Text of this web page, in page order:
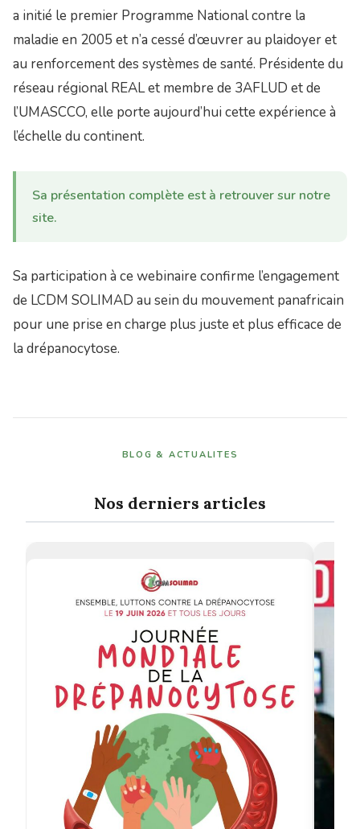
a initié le premier Programme National contre la
maladie en 2005 et n’a cessé d’œuvrer au plaidoyer et
au renforcement des systèmes de santé. Présidente du
réseau régional REAL et membre de 3AFLUD et de
l’UMASCCO, elle porte aujourd’hui cette expérience à
l’échelle du continent.
Sa présentation complète est à retrouver sur notre
site.
Sa participation à ce webinaire confirme l’engagement
de LCDM SOLIMAD au sein du mouvement panafricain
pour une prise en charge plus juste et plus efficace de
la drépanocytose.
BLOG & ACTUALITES
Nos derniers articles